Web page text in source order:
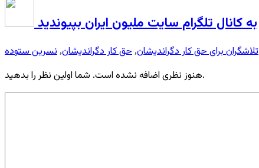
به کانال تلگرام سایت ملیون ایران بپیوندید
تلاشگران برای حق کار دگراندیشان, حق کار دگراندیشان, نسرین ستوده
هنوز نظری اضافه نشده است. شما اولین نظر را بدهید.